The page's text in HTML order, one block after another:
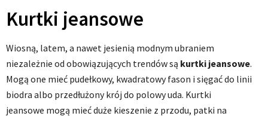
Kurtki jeansowe
Wiosną, latem, a nawet jesienią modnym ubraniem
niezależnie od obowiązujących trendów są kurtki jeansowe.
Mogą one mieć pudełkowy, kwadratowy fason i sięgać do linii
biodra albo przedłużony krój do polowy uda. Kurtki
jeansowe mogą mieć duże kieszenie z przodu, patki na